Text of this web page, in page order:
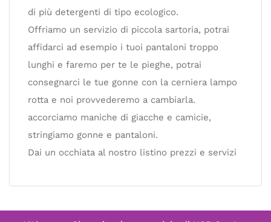
di più detergenti di tipo ecologico.
Offriamo un servizio di piccola sartoria, potrai
affidarci ad esempio i tuoi pantaloni troppo
lunghi e faremo per te le pieghe, potrai
consegnarci le tue gonne con la cerniera lampo
rotta e noi provvederemo a cambiarla.
accorciamo maniche di giacche e camicie,
stringiamo gonne e pantaloni.
Dai un occhiata al nostro listino prezzi e servizi